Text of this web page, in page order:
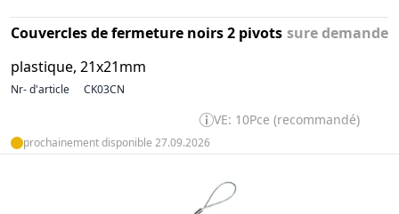
Couvercles de fermeture noirs 2 pivots
plastique, 21x21mm
sure demande
Nr- d'article CK03CN
VE: 10Pce (recommandé)
prochainement disponible 27.09.2026